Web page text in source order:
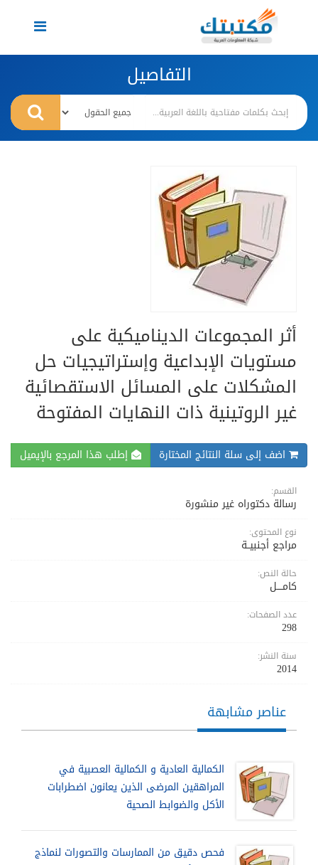
Toggle
navigation
التفاصيل
أثر المجموعات الديناميكية على
مستويات الإبداعية وإستراتيجيات حل
المشكلات على المسائل الاستقصائية
غير الروتينية ذات النهايات المفتوحة
اضف إلى سلة النتائج المختارة إطلب هذا المرجع بالإيميل
القسم:
رسالة دكتوراه غير منشورة
نوع المحتوى:
مراجع أجنبيــة
حالة النص:
كامــــل
عدد الصفحات:
298
سنة النشر:
2014
عناصر مشابهة
الكمالية العادية و الكمالية العصبية في
المراهقين المرضى الذين يعانون اضطرابات
الأكل والضوابط الصحية
فحص دقيق من الممارسات والتصورات لنماذج